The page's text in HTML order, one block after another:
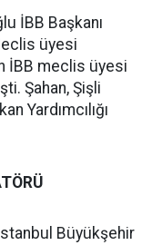
İBB Başkanı
üyesi
İBB meclis üyesi
Şahan, Şişli
Yardımcılığı
Büyükşehir